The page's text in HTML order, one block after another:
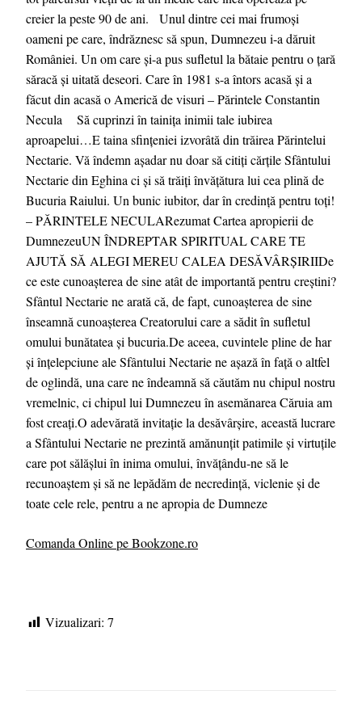
creier la peste 90 de ani. Unul dintre cei mai frumoși
oameni pe care, îndrăznesc să spun, Dumnezeu i-a dăruit
României. Un om care și-a pus sufletul la bătaie pentru o țară
săracă și uitată deseori. Care în 1981 s-a întors acasă și a
făcut din acasă o Americă de visuri – Părintele Constantin
Necula Să cuprinzi în tainița inimii tale iubirea
aproapelui…E taina sfințeniei izvorâtă din trăirea Părintelui
Nectarie. Vă îndemn așadar nu doar să citiți cărțile Sfântului
Nectarie din Eghina ci și să trăiți învățătura lui cea plină de
Bucuria Raiului. Un bunic iubitor, dar în credință pentru toți!
– PĂRINTELE NECULARezumat Cartea apropierii de
DumnezeuUN ÎNDREPTAR SPIRITUAL CARE TE
AJUTĂ SĂ ALEGI MEREU CALEA DESĂVÂRȘIRIIDe
ce este cunoașterea de sine atât de importantă pentru creștini?
Sfântul Nectarie ne arată că, de fapt, cunoașterea de sine
înseamnă cunoașterea Creatorului care a sădit în sufletul
omului bunătatea și bucuria.De aceea, cuvintele pline de har
și înțelepciune ale Sfântului Nectarie ne așază în față o altfel
de oglindă, una care ne îndeamnă să căutăm nu chipul nostru
vremelnic, ci chipul lui Dumnezeu în asemănarea Căruia am
fost creați.O adevărată invitație la desăvârșire, această lucrare
a Sfântului Nectarie ne prezintă amănunțit patimile și virtuțile
care pot sălășlui în inima omului, învățându-ne să le
recunoaștem și să ne lepădăm de necredință, viclenie și de
toate cele rele, pentru a ne apropia de Dumneze
Comanda Online pe Bookzone.ro
Vizualizari: 7